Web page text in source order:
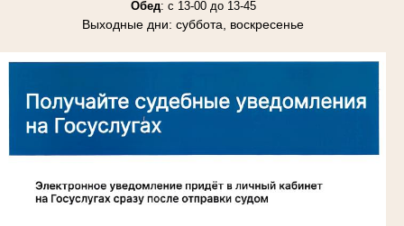
Обед: с 13-00 до 13-45
Выходные дни: суббота, воскресенье